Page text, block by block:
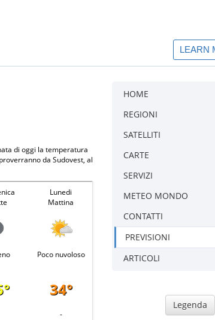
HOME
REGIONI
SATELLITI
CARTE
SERVIZI
METEO MONDO
CONTATTI
PREVISIONI
ARTICOLI
Legenda
di oggi la temperatura
da Sudovest, al
Lunedi
Mattina
Poco nuvoloso
34°
-